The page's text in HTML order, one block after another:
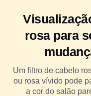
CapCut Pad
CapCut para
Dreamina AI
Design de IA
Estúdio de vídeo
Gerador de vídeo
Gerador de
Ferramentas de IA
Editor e gerador de
Editor e gerador de
Gerador e editor
Modelos de datas
Modelos de
Comunidade
Iniciativas
Afiliados
rosa para
Um filtro de cabelo
ou rosa vívido pode
a cor do salão